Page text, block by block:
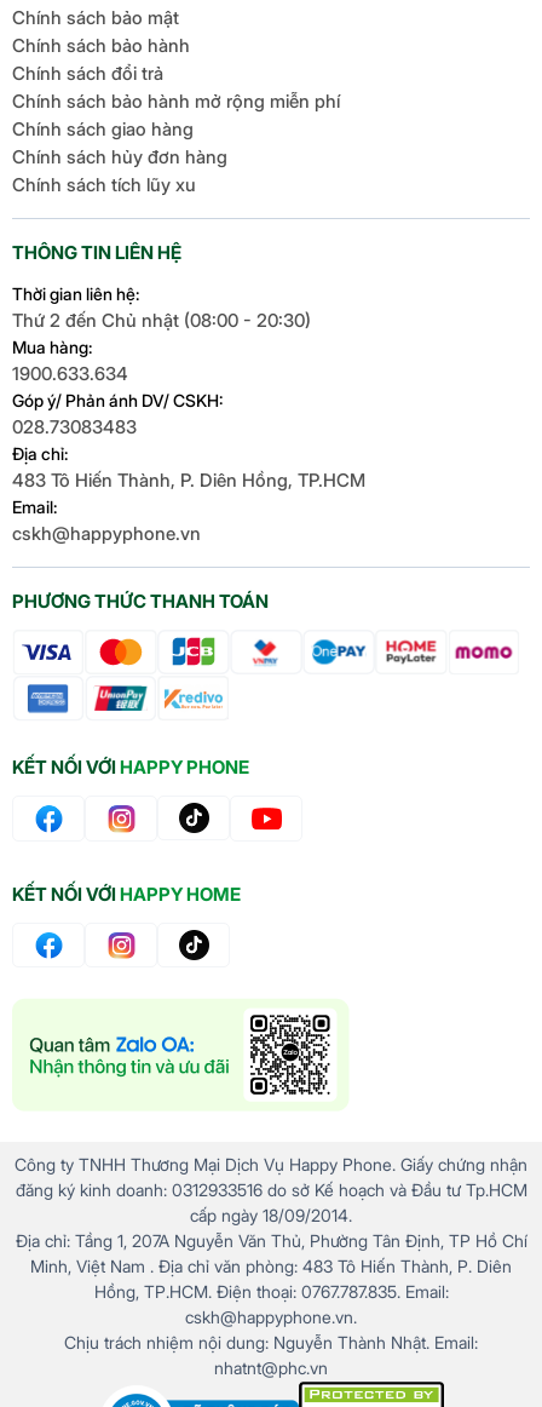
PHƯƠNG THỨC THANH TOÁN
KẾT NỐI VỚIHAPPY PHONE
Chính sách bảo mật
Chính sách bảo hành
Chính sách đổi trả
Chính sách bảo hành mở rộng miễn phí
Chính sách giao hàng
Chính sách hủy đơn hàng
Chính sách tích lũy xu
THÔNG TIN LIÊN HỆ
Thời gian liên hệ:
Thứ 2 đến Chủ nhật (08:00 - 20:30)
Mua hàng:
1900.633.634
Góp ý/ Phản ánh DV/ CSKH:
028.73083483
Địa chỉ:
483 Tô Hiến Thành, P. Diên Hồng, TP.HCM
Email:
cskh@happyphone.vn
KẾT NỐI VỚIHAPPY HOME
Công ty TNHH Thương Mại Dịch Vụ Happy Phone. Giấy chứng nhận
đăng ký kinh doanh: 0312933516 do sở Kế hoạch và Đầu tư Tp.HCM
cấp ngày 18/09/2014.
Địa chỉ: Tầng 1, 207A Nguyễn Văn Thủ, Phường Tân Định, TP Hồ Chí
Minh, Việt Nam . Địa chỉ văn phòng: 483 Tô Hiến Thành, P. Diên
Hồng, TP.HCM. Điện thoại: 0767.787.835. Email:
cskh@happyphone.vn.
Chịu trách nhiệm nội dung: Nguyễn Thành Nhật. Email:
nhatnt@phc.vn